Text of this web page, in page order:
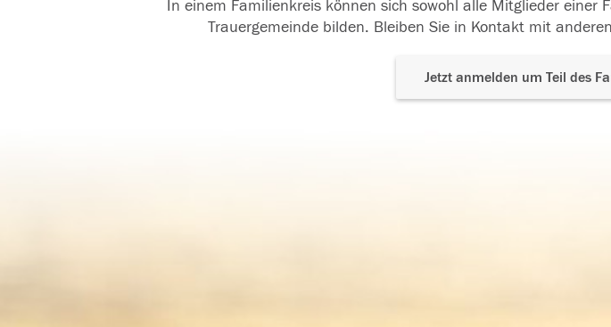
In einem Familienkreis können sich sowohl alle Mitglieder
Trauergemeinde bilden. Bleiben Sie in Kontakt mit
Jetzt anmelden um Teil des